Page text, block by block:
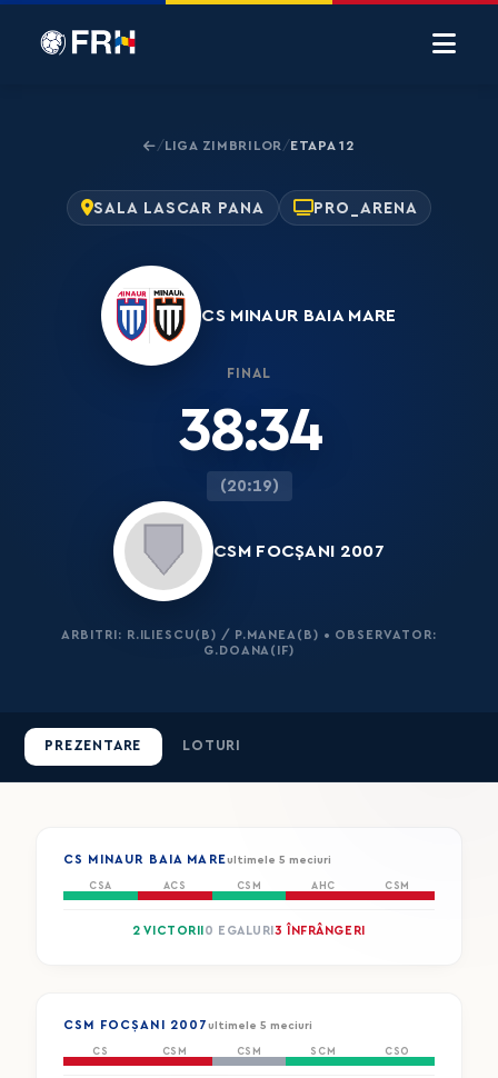
/LIGA ZIMBRILOR /ETAPA 12
SALA LASCAR PANA PRO_ARENA
CS MINAUR BAIA MARE
FINAL
38:34
(20:19)
CSM FOCȘANI 2007
ARBITRI: R.ILIESCU(B) / P.MANEA(B) • OBSERVATOR:
G.DOANA(IF)
PREZENTARE LOTURI
CS MINAUR BAIA MAREultimele 5 meciuri
CSA ACS CSM AHC CSM
2 VICTORII 0 EGALURI 3 ÎNFRÂNGERI
CSM FOCȘANI 2007ultimele 5 meciuri
CS CSM CSM SCM CSO